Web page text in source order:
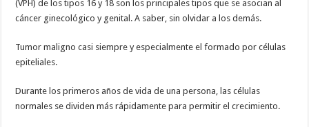
(VPH) de los tipos 16 y 18 son los principales tipos que se asocian al
cáncer ginecológico y genital. A saber, sin olvidar a los demás.
Tumor maligno casi siempre y especialmente el formado por células
epiteliales.
Durante los primeros años de vida de una persona, las células
normales se dividen más rápidamente para permitir el crecimiento.